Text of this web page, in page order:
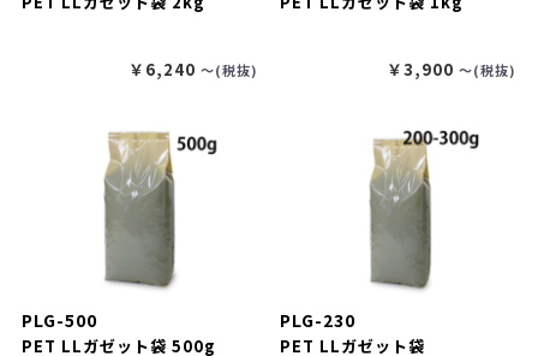
￥6,240 〜(税抜) ￥3,900 〜(税抜)
PLG-500
PET LLガゼット袋 500g
PLG-230
PET LLガゼット袋